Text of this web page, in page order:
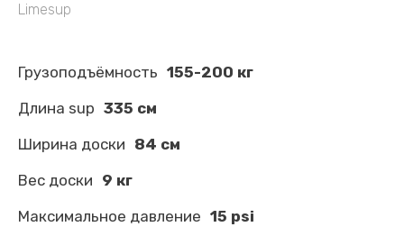
Limesup
Грузоподъёмность 155-200 кг
Длина sup 335 см
Ширина доски 84 см
Вес доски 9 кг
Максимальное давление 15 psi